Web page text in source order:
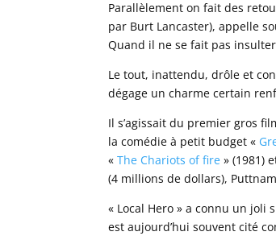
Parallèlement on fait des
par Burt Lancaster), appelle
Quand il ne se fait pas
Le tout, inattendu, drôle et
dégage un charme certain
Il s’agissait du premier gros
la comédie à petit budget «
«The Chariots of fire » (1981)
(4 millions de dollars),
« Local Hero » a connu un joli
est aujourd’hui souvent cité